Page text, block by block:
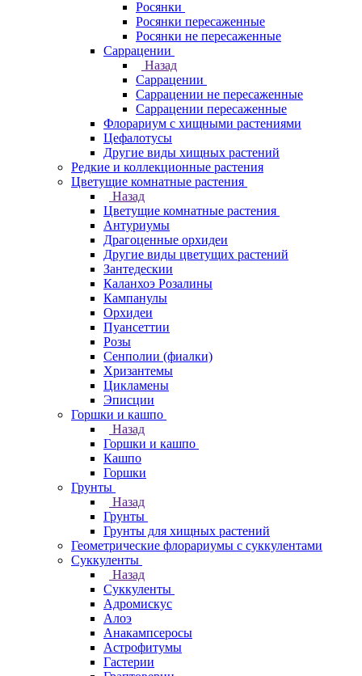
Росянки
Росянки пересаженные
Росянки не пересаженные
Саррацении
Назад
Саррацении
Саррацении не пересаженные
Саррацении пересаженные
Флорариум с хищными растениями
Цефалотусы
Другие виды хищных растений
Редкие и коллекционные растения
Цветущие комнатные растения
Назад
Цветущие комнатные растения
Антуриумы
Драгоценные орхидеи
Другие виды цветущих растений
Зантедескии
Каланхоэ Розалины
Кампанулы
Орхидеи
Пуансеттии
Розы
Сенполии (фиалки)
Хризантемы
Цикламены
Эписции
Горшки и кашпо
Назад
Горшки и кашпо
Кашпо
Горшки
Грунты
Назад
Грунты
Грунты для хищных растений
Геометрические флорариумы с суккулентами
Суккуленты
Назад
Суккуленты
Адромискус
Алоэ
Анакампсеросы
Астрофитумы
Гастерии